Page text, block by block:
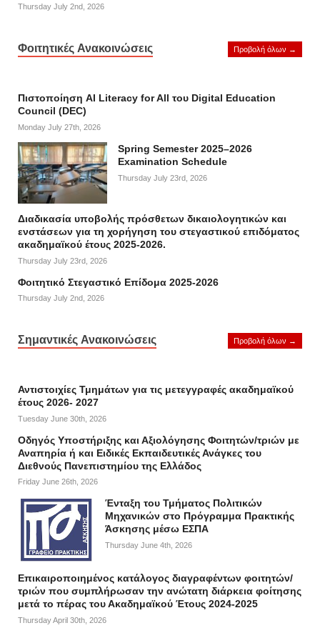
Thursday July 2nd, 2026
Φοιτητικές Ανακοινώσεις Προβολή όλων →
Πιστοποίηση AI Literacy for All του Digital Education
Council (DEC)
Monday July 27th, 2026
Spring Semester 2025–2026
Examination Schedule
Thursday July 23rd, 2026
Διαδικασία υποβολής πρόσθετων δικαιολογητικών και
ενστάσεων για τη χορήγηση του στεγαστικού επιδόματος
ακαδημαϊκού έτους 2025-2026.
Thursday July 23rd, 2026
Φοιτητικό Στεγαστικό Επίδομα 2025-2026
Thursday July 2nd, 2026
Σημαντικές Ανακοινώσεις Προβολή όλων →
Αντιστοιχίες Τμημάτων για τις μετεγγραφές ακαδημαϊκού
έτους 2026- 2027
Tuesday June 30th, 2026
Οδηγός Υποστήριξης και Αξιολόγησης Φοιτητών/τριών με
Αναπηρία ή και Ειδικές Εκπαιδευτικές Ανάγκες του
Διεθνούς Πανεπιστημίου της Ελλάδος
Friday June 26th, 2026
Ένταξη του Τμήματος Πολιτικών
Μηχανικών στο Πρόγραμμα Πρακτικής
Άσκησης μέσω ΕΣΠΑ
Thursday June 4th, 2026
Επικαιροποιημένος κατάλογος διαγραφέντων φοιτητών/
τριών που συμπλήρωσαν την ανώτατη διάρκεια φοίτησης
μετά το πέρας του Ακαδημαϊκού Έτους 2024-2025
Thursday April 30th, 2026